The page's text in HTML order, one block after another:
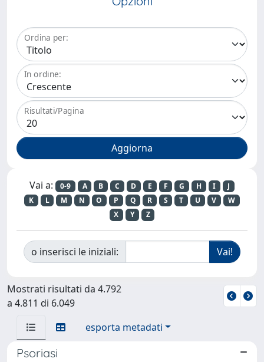
Ordina per:
In ordine:
Risultati/Pagina
Vai a: 0-9 A B C D E F G H I
J
K
L M N O P Q R S T U V
W
X
Y Z
o inserisci le iniziali:
Mostrati risultati da 4.792
a 4.811 di 6.049
esporta metadati
Psoriasi